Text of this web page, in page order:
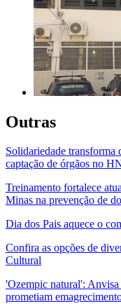
Outras
Solidariedade transforma
captação de órgãos no
Treinamento fortalece
Minas na prevenção de
Dia dos Pais aquece o
Confira as opções de
Cultural
'Ozempic natural':
prometiam